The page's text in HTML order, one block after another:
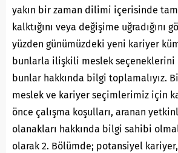
yakın bir zaman dilimi içerisinde
kalktığını veya değişime uğradığını
yüzden günümüzdeki yeni kariyer
bunlarla ilişkili meslek seçeneklerini
bunlar hakkında bilgi toplamalıyız.
meslek ve kariyer seçimlerimiz için
önce çalışma koşulları, aranan
olanakları hakkında bilgi sahibi
olarak 2. Bölümde; potansiyel